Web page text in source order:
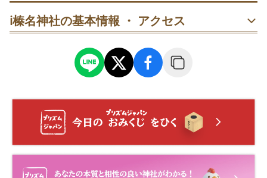
では節分そばの振る舞いも紹介されています。
・ 11月23日 新嘗祭｜五穀豊穣に感謝する神事。秋の紅葉
と合わせやすい時期で、祭典中は社殿前がやや混むことも
あるそうです。
随神門→参道を進む→手水舎で身を清める→本殿方面へ、
の順で回ります。
参道に入ったら、みそぎ橋を渡る→七福神像を探しつつ進
む→手水舎へ、の流れにします。
随神門→手水舎→本殿（国祖社・額殿）→末社の順に、参
拝先を増やしていきます。
賽銭箱前で参拝→一歩下がる→後ろを振り返り、御姿岩越
しに社殿を眺めます。
ℹ️榛名神社の基本情報 ・ アクセス